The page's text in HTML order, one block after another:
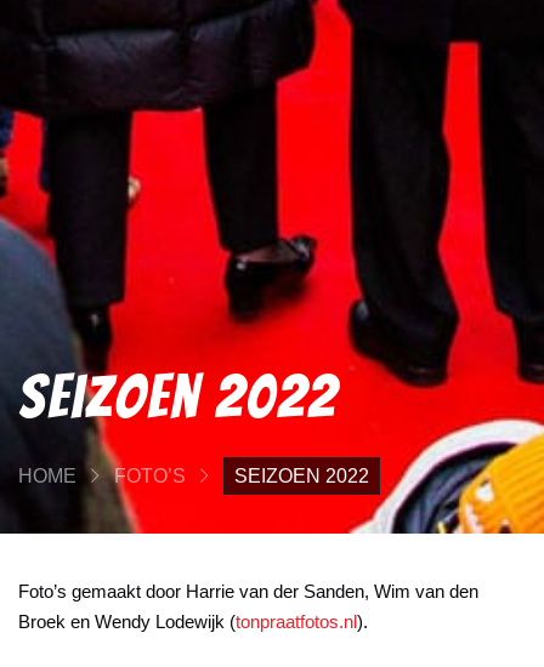
Seizoen 2022
HOME FOTO’S SEIZOEN 2022
Foto’s gemaakt door Harrie van der Sanden, Wim van den
Broek en Wendy Lodewijk (tonpraatfotos.nl).